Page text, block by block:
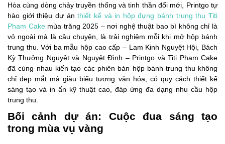
Hòa cùng dòng chảy truyền thống và tinh thần đổi mới, Printgo tự
hào giới thiệu dự ánthiết kế và in hộp đựng bánh trung thu Titi
Pham Cakemùa trăng 2025 – nơi nghệ thuật bao bì không chỉ là
vỏ ngoài mà là câu chuyện, là trải nghiệm mỗi khi mở hộp bánh
trung thu. Với ba mẫu hộp cao cấp – Lam Kinh Nguyệt Hội, Bách
Kỳ Thưởng Nguyệt và Nguyệt Đình – Printgo và Titi Pham Cake
đã cùng nhau kiến tạo các phiên bản hộp bánh trung thu không
chỉ đẹp mắt mà giàu biểu tượng văn hóa, có quy cách thiết kế
sáng tạo và in ấn kỹ thuật cao, đáp ứng đa dạng nhu cầu hộp
trung thu.
Bối cảnh dự án: Cuộc đua sáng tạo
trong mùa vụ vàng